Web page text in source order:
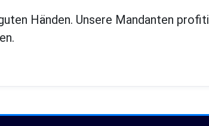
Händen. Unsere Mandanten